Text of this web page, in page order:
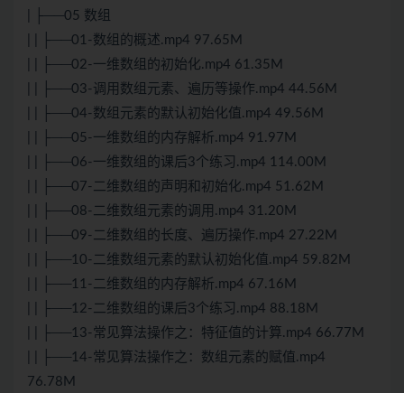
| ├──05 数组
| | ├──01-数组的概述.mp4 97.65M
| | ├──02-一维数组的初始化.mp4 61.35M
| | ├──03-调用数组元素、遍历等操作.mp4 44.56M
| | ├──04-数组元素的默认初始化值.mp4 49.56M
| | ├──05-一维数组的内存解析.mp4 91.97M
| | ├──06-一维数组的课后3个练习.mp4 114.00M
| | ├──07-二维数组的声明和初始化.mp4 51.62M
| | ├──08-二维数组元素的调用.mp4 31.20M
| | ├──09-二维数组的长度、遍历操作.mp4 27.22M
| | ├──10-二维数组元素的默认初始化值.mp4 59.82M
| | ├──11-二维数组的内存解析.mp4 67.16M
| | ├──12-二维数组的课后3个练习.mp4 88.18M
| | ├──13-常见算法操作之：特征值的计算.mp4 66.77M
| | ├──14-常见算法操作之：数组元素的赋值.mp4
76.78M